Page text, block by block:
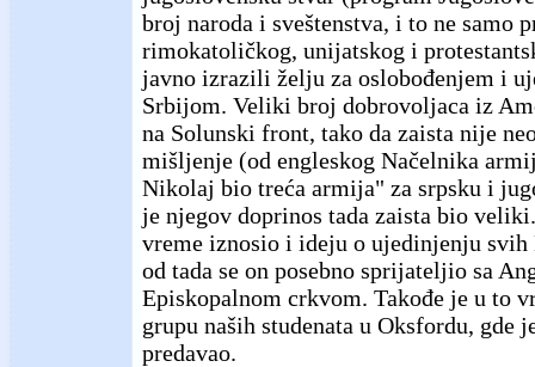
broj naroda i sveštenstva, i to ne samo
rimokatoličkog, unijatskog i
javno izrazili želju za oslobođenjem i
Srbijom. Veliki broj dobrovoljaca iz
na Solunski front, tako da zaista nije
mišljenje (od engleskog Načelnika
Nikolaj bio treća armija" za srpsku i
je njegov doprinos tada zaista bio
vreme iznosio i ideju o ujedinjenju
od tada se on posebno sprijateljio sa
Episkopalnom crkvom. Takođe je u to
grupu naših studenata u Oksfordu, gde
predavao.